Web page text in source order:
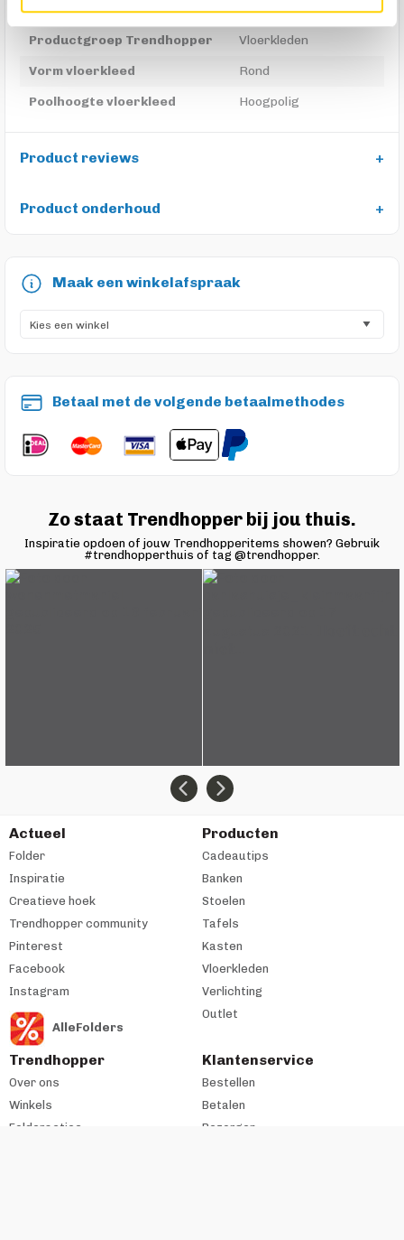
Breedte
160 cm
Productgroep Trendhopper
Vloerkleden
Vorm vloerkleed
Rond
Poolhoogte vloerkleed
Hoogpolig
Product reviews
Product onderhoud
Maak een winkelafspraak
Betaal met de volgende betaalmethodes
Zo staat Trendhopper bij jou thuis.
Inspiratie opdoen of jouw Trendhopperitems showen? Gebruik
#trendhopperthuis of tag @trendhopper.
Actueel
Folder
Inspiratie
Creatieve hoek
Trendhopper community
Pinterest
Facebook
Instagram
AlleFolders
Producten
Cadeautips
Banken
Stoelen
Tafels
Kasten
Vloerkleden
Verlichting
Outlet
Trendhopper
Over ons
Winkels
Folderacties
Klantenservice
Bestellen
Betalen
Bezorgen